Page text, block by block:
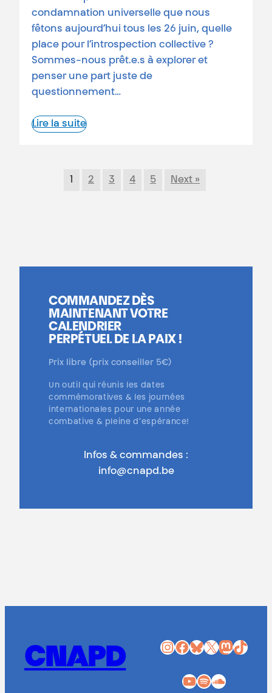
condamnation universelle que nous
fêtons aujourd’hui tous les 26 juin, quelle
place pour l’introspection collective ?
Sommes-nous prêt.e.s à explorer et
penser une part juste de
questionnement…
Lire la suite
1 2 3 4 5 Next »
COMMANDEZ DÈS
MAINTENANT VOTRE
CALENDRIER
PERPÉTUEL DE LA PAIX !
Prix libre (prix conseiller 5€)
Un outil qui réunis les dates
commémoratives & les journées
internationales pour une année
combative & pleine d’espérance!
Infos & commandes :
info@cnapd.be
CNAPD InstagramFacebook Bluesky X Mastodon TikTok
YouTube Spotify SoundCloud